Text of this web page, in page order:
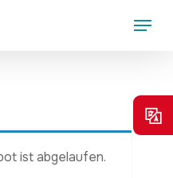
Menu
ist abgelaufen.